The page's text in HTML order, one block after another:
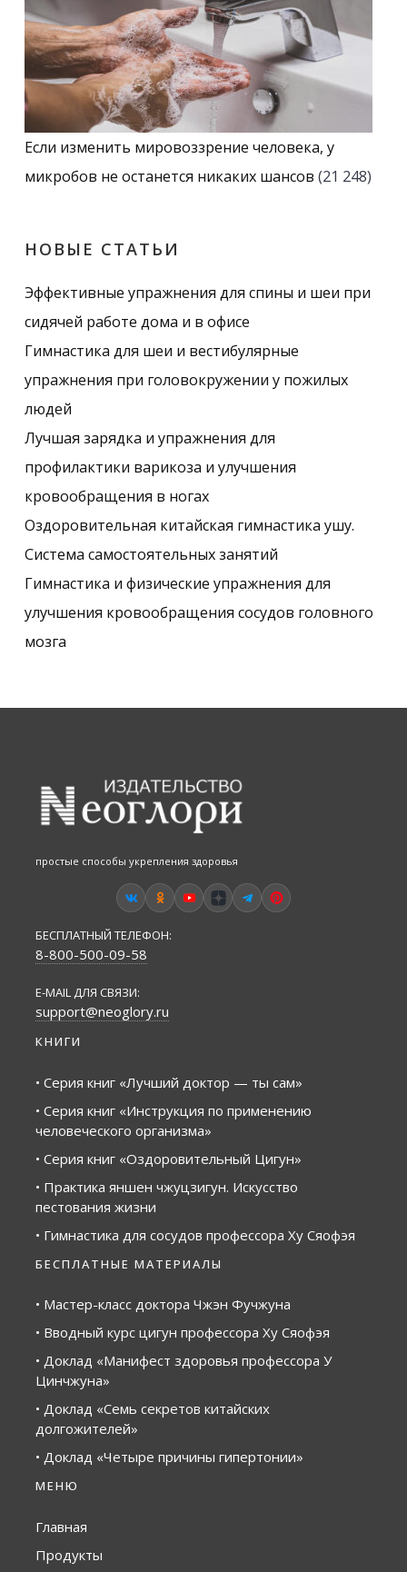
Если изменить мировоззрение человека, у
микробов не останется никаких шансов (21 248)
НОВЫЕ СТАТЬИ
Эффективные упражнения для спины и шеи при
сидячей работе дома и в офисе
Гимнастика для шеи и вестибулярные
упражнения при головокружении у пожилых
людей
Лучшая зарядка и упражнения для
профилактики варикоза и улучшения
кровообращения в ногах
Оздоровительная китайская гимнастика ушу.
Система самостоятельных занятий
Гимнастика и физические упражнения для
улучшения кровообращения сосудов головного
мозга
простые способы укрепления здоровья
БЕСПЛАТНЫЙ ТЕЛЕФОН:
8-800-500-09-58
E-MAIL ДЛЯ СВЯЗИ:
support@neoglory.ru
КНИГИ
• Серия книг «Лучший доктор — ты сам»
• Серия книг «Инструкция по применению
человеческого организма»
• Серия книг «Оздоровительный Цигун»
• Практика яншен чжуцзигун. Искусство
пестования жизни
• Гимнастика для сосудов профессора Ху Сяофэя
БЕСПЛАТНЫЕ МАТЕРИАЛЫ
• Мастер-класс доктора Чжэн Фучжуна
• Вводный курс цигун профессора Ху Сяофэя
• Доклад «Манифест здоровья профессора У
Цинчжуна»
• Доклад «Семь секретов китайских
долгожителей»
• Доклад «Четыре причины гипертонии»
МЕНЮ
Главная
Продукты